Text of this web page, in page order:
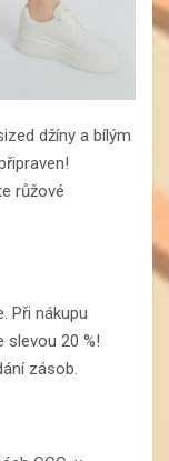
džíny a bílým
růžové
Při nákupu
slevou 20 %!
zásob.